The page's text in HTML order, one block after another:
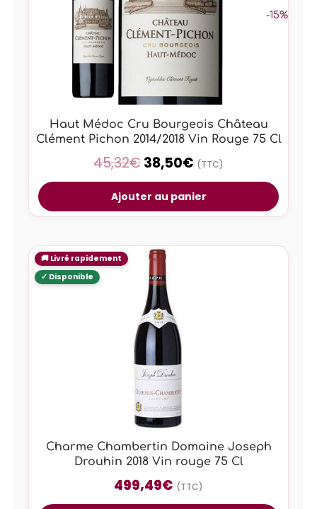
-15%
Haut Médoc Cru Bourgeois Château
Clément Pichon 2014/2018 Vin Rouge 75 Cl
45,32€38,50€ (TTC)
Ajouter au panier
Charme Chambertin Domaine Joseph
Drouhin 2018 Vin rouge 75 Cl
499,49€ (TTC)